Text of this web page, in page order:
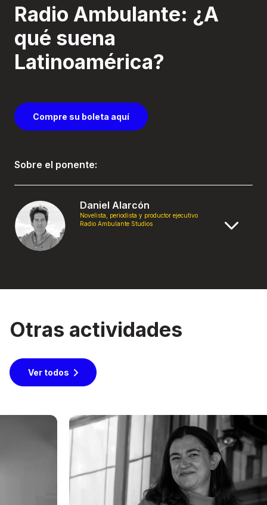
Radio Ambulante: ¿A
qué suena
Latinoamérica?
Compre su boleta aquí
Sobre el ponente:
Daniel Alarcón
Novelista, periodista y productor ejecutivo
Radio Ambulante Studios
Otras actividades
Ver todos